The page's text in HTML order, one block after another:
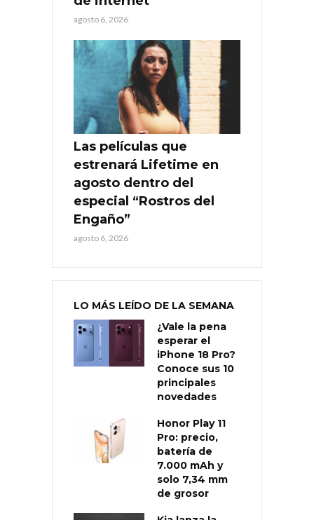
agosto 6, 2026
Las películas que
estrenará Lifetime en
agosto dentro del
especial “Rostros del
Engaño”
agosto 6, 2026
LO MÁS LEÍDO DE LA SEMANA
¿Vale la pena
esperar el
iPhone 18 Pro?
Conoce sus 10
principales
novedades
Honor Play 11
Pro: precio,
batería de
7.000 mAh y
solo 7,34 mm
de grosor